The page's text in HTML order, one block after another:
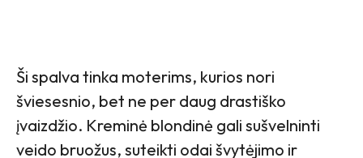
Ši spalva tinka moterims, kurios nori
šviesesnio, bet ne per daug drastiško
įvaizdžio. Kreminė blondinė gali sušvelninti
veido bruožus, suteikti odai švytėjimo ir